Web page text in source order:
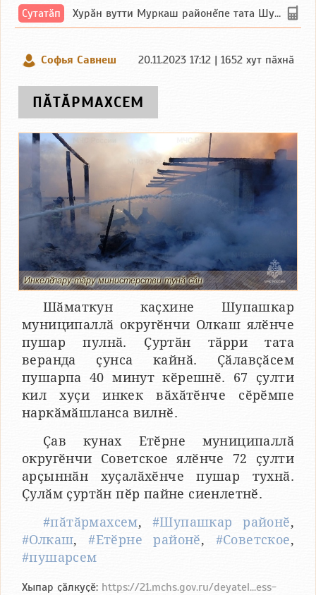
Сутатӑп Хурăн вутти Муркаш районĕпе тата Шупашкар районĕнчи Ишлей тăрăхĕпе сутатăп. Ха...
Софья Савнеш 20.11.2023 17:12 | 1652 хут пӑхнӑ
ПӐТӐРМАХСЕМ
Инкелӗ лару-тӑру министерстви тунӑ сӑн
Шӑматкун каҫхине Шупашкар
муниципаллӑ округӗнчи Олкаш ялӗнче
пушар пулнӑ. Ҫуртӑн тӑрри тата
веранда ҫунса кайнӑ. Ҫӑлавҫӑсем
пушарпа 40 минут кӗрешнӗ. 67 ҫулти
кил хуҫи инкек вӑхӑтӗнче сӗрӗмпе
наркӑмӑшланса вилнӗ.
Ҫав кунах Етӗрне муниципаллӑ
округӗнчи Советское ялӗнче 72 ҫулти
арҫыннӑн хуҫалӑхӗнче пушар тухнӑ.
Ҫулӑм ҫуртӑн пӗр пайне сиенлетнӗ.
#пӑтӑрмахсем, #Шупашкар районӗ,
#Олкаш,#Етӗрне районӗ, #Советское,
#пушарсем
Хыпар ҫӑлкуҫӗ: https://21.mchs.gov.ru/deyatel...ess-